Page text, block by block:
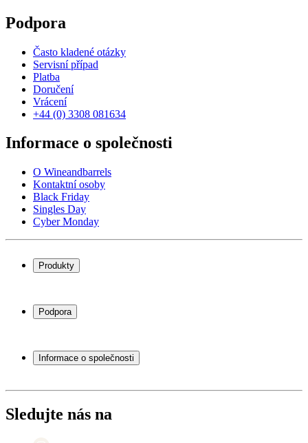
Podpora
Často kladené otázky
Servisní případ
Platba
Doručení
Vrácení
+44 (0) 3308 081634
Informace o společnosti
O Wineandbarrels
Kontaktní osoby
Black Friday
Singles Day
Cyber Monday
Produkty
Stojany na víno
Vinný nábytek
Podpora
Servisní případ
Platba
Vrácení
Informace o společnosti
Black Friday
Singles Day
Sledujte nás na